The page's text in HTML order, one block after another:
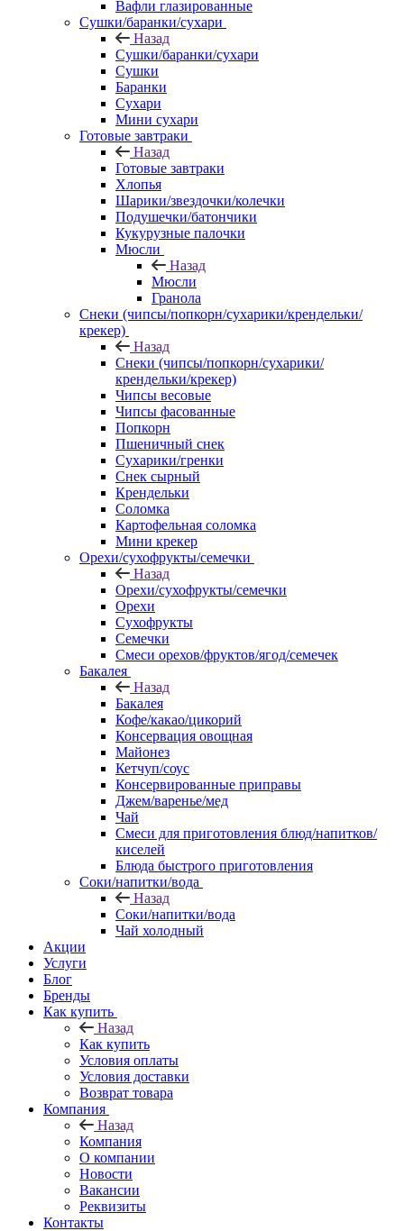
Вафли глазированные
Сушки/баранки/сухари
Назад
Сушки/баранки/сухари
Сушки
Баранки
Сухари
Мини сухари
Готовые завтраки
Назад
Готовые завтраки
Хлопья
Шарики/звездочки/колечки
Подушечки/батончики
Кукурузные палочки
Мюсли
Назад
Мюсли
Гранола
Снеки (чипсы/попкорн/сухарики/крендельки/
крекер)
Назад
Снеки (чипсы/попкорн/сухарики/
крендельки/крекер)
Чипсы весовые
Чипсы фасованные
Попкорн
Пшеничный снек
Сухарики/гренки
Снек сырный
Крендельки
Соломка
Картофельная соломка
Мини крекер
Орехи/сухофрукты/семечки
Назад
Орехи/сухофрукты/семечки
Орехи
Сухофрукты
Семечки
Смеси орехов/фруктов/ягод/семечек
Бакалея
Назад
Бакалея
Кофе/какао/цикорий
Консервация овощная
Майонез
Кетчуп/соус
Консервированные приправы
Джем/варенье/мед
Чай
Смеси для приготовления блюд/напитков/
киселей
Блюда быстрого приготовления
Соки/напитки/вода
Назад
Соки/напитки/вода
Чай холодный
Акции
Услуги
Блог
Бренды
Как купить
Назад
Как купить
Условия оплаты
Условия доставки
Возврат товара
Компания
Назад
Компания
О компании
Новости
Вакансии
Реквизиты
Контакты